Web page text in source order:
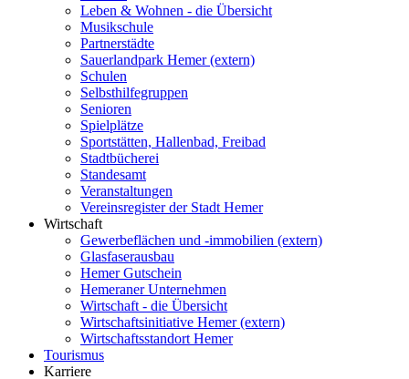
Leben & Wohnen - die Übersicht
Musikschule
Partnerstädte
Sauerlandpark Hemer (extern)
Schulen
Selbsthilfegruppen
Senioren
Spielplätze
Sportstätten, Hallenbad, Freibad
Stadtbücherei
Standesamt
Veranstaltungen
Vereinsregister der Stadt Hemer
Wirtschaft
Gewerbeflächen und -immobilien (extern)
Glasfaserausbau
Hemer Gutschein
Hemeraner Unternehmen
Wirtschaft - die Übersicht
Wirtschaftsinitiative Hemer (extern)
Wirtschaftsstandort Hemer
Tourismus
Karriere